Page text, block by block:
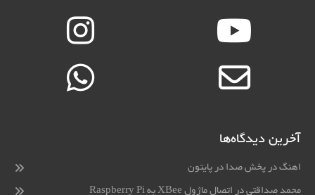
آخرین دیدگاه‌ها
اهنگ در پخش صدا در پایتون
محمد صداقتی در اتصال ماژول XBee به Raspberry Pi